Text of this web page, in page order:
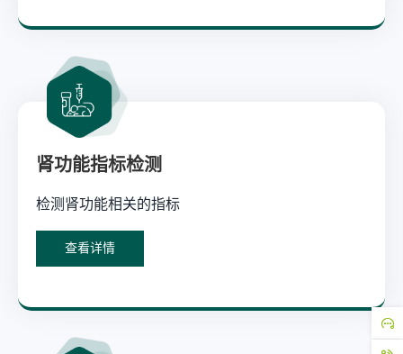
肾功能指标检测
检测肾功能相关的指标
查看详情